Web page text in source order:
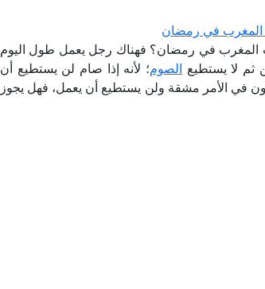
المغرب في رمضان
المغرب في رمضان؟ فهناك رجل يعمل طول اليوم
ثم لا يستطيع الصوم؛ لأنه إذا صام لن يستطيع أن
في الأمر مشقة ولن يستطيع أن يعمل، فهل يجوز